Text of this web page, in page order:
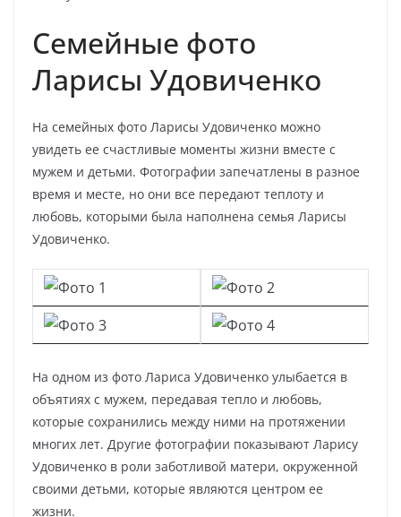
Семейные фото
Ларисы Удовиченко
На семейных фото Ларисы Удовиченко можно
увидеть ее счастливые моменты жизни вместе с
мужем и детьми. Фотографии запечатлены в разное
время и месте, но они все передают теплоту и
любовь, которыми была наполнена семья Ларисы
Удовиченко.
На одном из фото Лариса Удовиченко улыбается в
объятиях с мужем, передавая тепло и любовь,
которые сохранились между ними на протяжении
многих лет. Другие фотографии показывают Ларису
Удовиченко в роли заботливой матери, окруженной
своими детьми, которые являются центром ее
жизни.